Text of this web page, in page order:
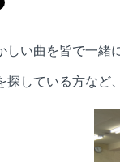
い曲を皆で一緒
している方など